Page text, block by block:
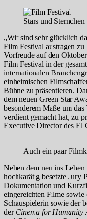
Stars und
„Wir sind sehr glücklich
Film Festival austragen
Vorfreude auf den
Film Festival in der
internationalen
einheimischen
Bühne zu präsentieren.
dem neuen Green Star
besonderem Maße um
verdient gemacht hat, zu
Executive Director des El
Auch ein paar
Neben dem neu ins
hochkarätig besetzte Jury
Dokumentation und
eingereichten Filme sowie
Schauspielerin sowie der
der Cinema for Humanity